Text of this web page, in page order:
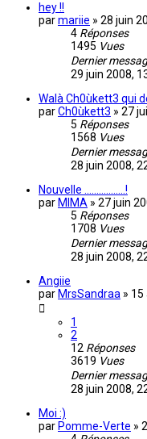
hey !!
parmariie » 28 juin
4 Réponses
1495 Vues
Dernier
29 juin 2008,
Walà Ch0ùkett3 qui
parCh0ùkett3 » 27
5 Réponses
1568 Vues
Dernier
28 juin 2008,
Nouvelle .................!
par MIMA » 27 juin
5 Réponses
1708 Vues
Dernier
28 juin 2008,
Angiie
par MrsSandraa » 15
1
2
12 Réponses
3619 Vues
Dernier
28 juin 2008,
Moi :)
par Pomme-Verte »